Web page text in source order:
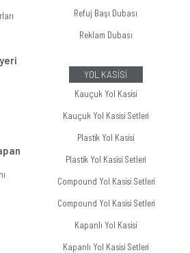
Refuj Başı Dubası
Reklam Dubası
YOL KASİSİ
Kauçuk Yol Kasisi
Kauçuk Yol Kasisi Setleri
Plastik Yol Kasisi
Plastik Yol Kasisi Setleri
Compound Yol Kasisi Setleri
Compound Yol Kasisi Setleri
Kapanlı Yol Kasisi
Kapanlı Yol Kasisi Setleri